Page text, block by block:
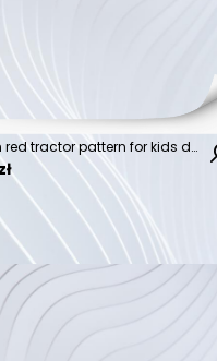
Seamless hand drawn red tractor pattern for kids design.